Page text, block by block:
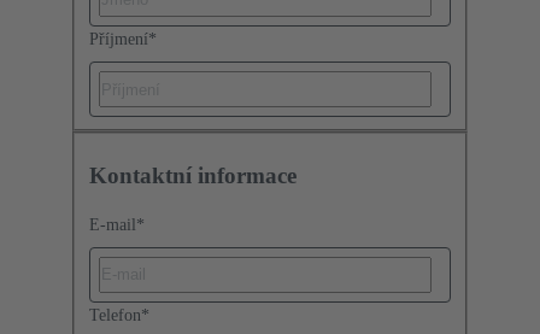
Příjmení*
Kontaktní informace
E-mail *
Telefon*